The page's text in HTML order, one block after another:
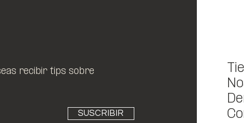
recibir tips sobre
SUSCRIBIR